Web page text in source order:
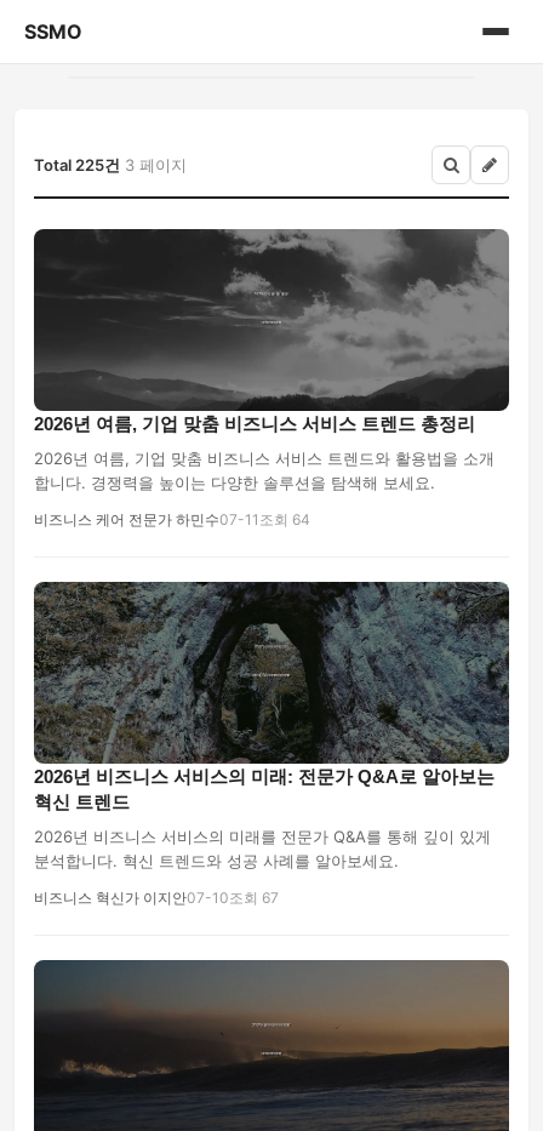
SSMO
게시판
Total 225건 3 페이지
2026년 여름, 기업 맞춤 비즈니스 서비스 트렌드 총정리
2026년 여름, 기업 맞춤 비즈니스 서비스 트렌드와 활용법을 소개
합니다. 경쟁력을 높이는 다양한 솔루션을 탐색해 보세요.
비즈니스 케어 전문가 하민수07-11 조회 64
2026년 비즈니스 서비스의 미래: 전문가 Q&A로 알아보는
혁신 트렌드
2026년 비즈니스 서비스의 미래를 전문가 Q&A를 통해 깊이 있게
분석합니다. 혁신 트렌드와 성공 사례를 알아보세요.
비즈니스 혁신가 이지안07-10조회 67